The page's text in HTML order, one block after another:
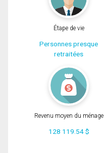
Étape de vie
Personnes presque
retraitées
Revenu moyen du ménage
128 119.54 $